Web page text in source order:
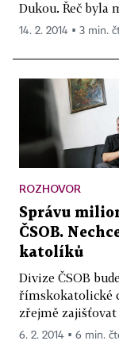
Dukou. Řeč byla
14. 2. 2014 ▪ 3 min.
ROZHOVOR
Správu
ČSOB.
katolíků
Divize ČSOB
římskokatolické
zřejmě zajišťovat
6. 2. 2014 ▪ 6 min.